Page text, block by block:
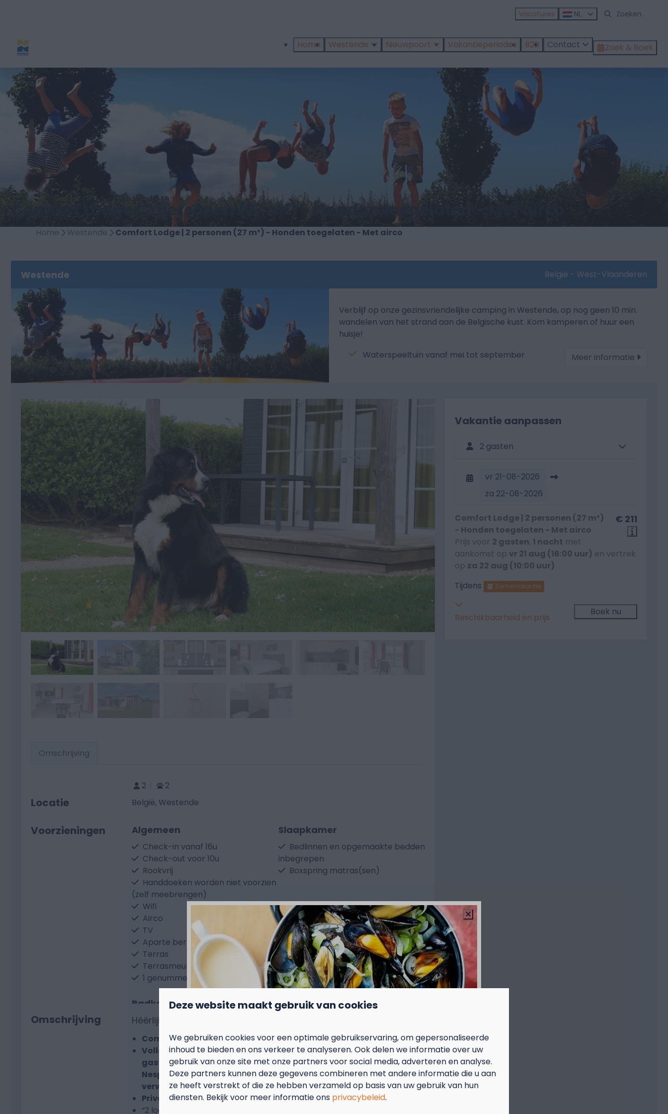
Vacatures NL
Home Westende Nieuwpoort Vakantieperiodes B2B Contact Zoek & Boek
Comfort Lodge | 2 personen (27 m²) - Honden toegelaten - Met airco
Home Westende Comfort Lodge | 2 personen (27 m²) - Honden toegelaten - Met airco
Westende België - West-Vlaanderen
Verblijf op onze gezinsvriendelijke camping in Westende, op nog geen 10 min.
wandelen van het strand aan de Belgische kust. Kom kamperen of huur een
huisje!
Waterspeeltuin vanaf mei tot september
Meer informatie
Omschrijving
2 2
Locatie België, Westende
Voorzieningen Algemeen
Check-in vanaf 16u
Check-out voor 10u
Rookvrij
Handdoeken worden niet voorzien
(zelf meebrengen)
Wifi
Airco
TV
Aparte berging
Terras
Terrasmeubilair
1 genummerde parkeerplaats
Slaapkamer
Bedlinnen en opgemaakte bedden
inbegrepen
Boxspring matras(sen)
Badkamer
Douche
Wastafel
Toilet
Keuken
Gasfornuis
Koelkast met vriesvak
Combi-microgolfoven
Nespresso koffiezetmachine
Standaard koffiezetmachine
Faciliteiten op het resort
Toon meer ↓
Omschrijving Héérlijk ontspannen met z'n tweeën aan zee in de Comfort Lodge!
Comfortabele, luxueuze studio
Volledig uitgerust (incl. boxspring en bedlinnen, combimicrogolf,
gasfornuis, waterkoker, standaard koffiezetmachine en
Nespresso-machine (Original cups) , inloopdouche, centrale
verwarming, vaatwas, tv, …
Privéparkeerplaats om de hoek!
“2 lodges onder één dak”; afgescheiden met eigen terras.
Vakantie aanpassen
2 gasten
vr 21-08-2026
za 22-08-2026
€ 211
Comfort Lodge | 2 personen (27 m²)
- Honden toegelaten - Met airco
Prijs voor 2 gasten, 1 nacht met
aankomst op vr 21 aug (16:00 uur) en vertrek
op za 22 aug (10:00 uur)
Tijdens
Zomervakantie
Beschikbaarheid en prijs
Boek nu
Deze website maakt gebruik van cookies
We gebruiken cookies voor een optimale gebruikservaring, om gepersonaliseerde
inhoud te bieden en ons verkeer te analyseren. Ook delen we informatie over uw
gebruik van onze site met onze partners voor social media, adverteren en analyse.
Deze partners kunnen deze gegevens combineren met andere informatie die u aan
ze heeft verstrekt of die ze hebben verzameld op basis van uw gebruik van hun
diensten. Bekijk voor meer informatie ons privacybeleid.